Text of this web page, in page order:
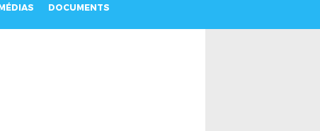
DOCUMENTS